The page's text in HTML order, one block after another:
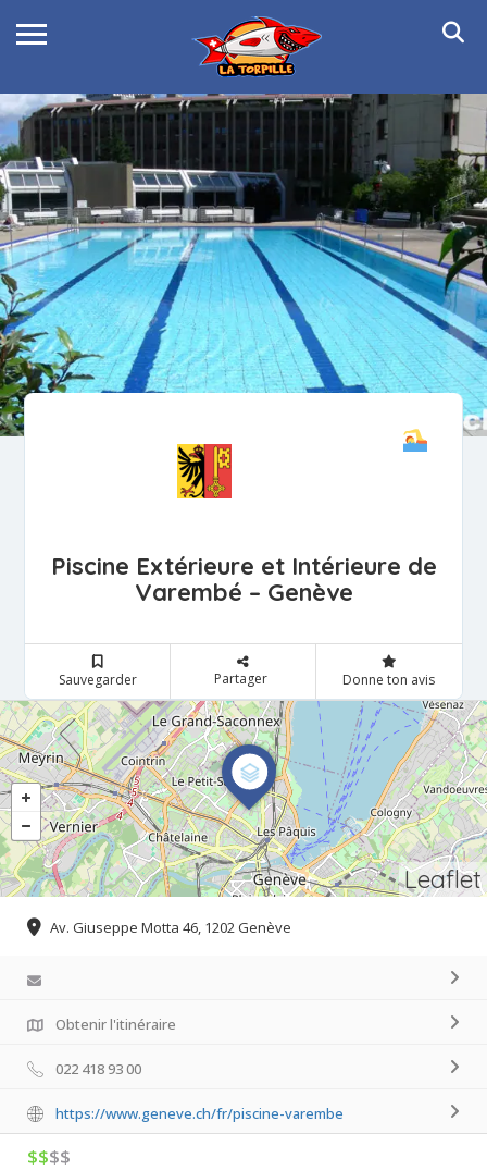
Piscine Extérieure et Intérieure de
Varembé – Genève
Sauvegarder Partager Donne ton avis
Leaflet
Av. Giuseppe Motta 46, 1202 Genève
Obtenir l'itinéraire
022 418 93 00
https://www.geneve.ch/fr/piscine-varembe
$$$$